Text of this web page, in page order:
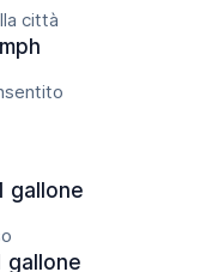
città
gallone
gallone